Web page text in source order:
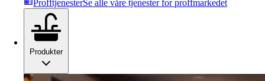
ProfftjenesterSe alle våre tjenester for proffmarkedet
Produkter